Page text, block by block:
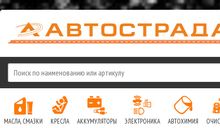
МАСЛА, СМАЗКИ КРЕСЛА АККУМУЛЯТОРЫ ЭЛЕКТРОНИКА АВТОХИМИЯ